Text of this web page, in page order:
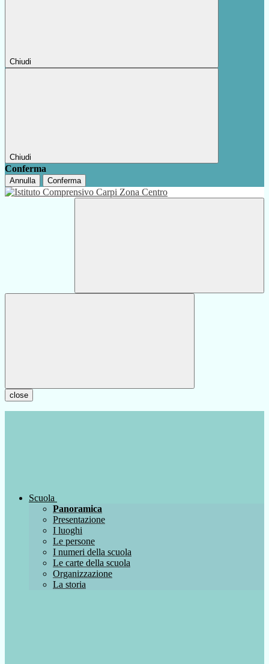
Chiudi
Chiudi
Conferma
Annulla Conferma
close
Scuola
Panoramica
Presentazione
I luoghi
Le persone
I numeri della scuola
Le carte della scuola
Organizzazione
La storia